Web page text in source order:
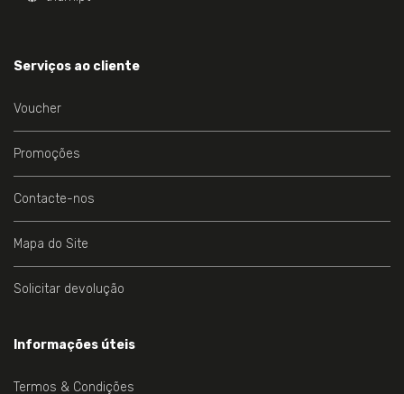
Serviços ao cliente
Voucher
Promoções
Contacte-nos
Mapa do Site
Solicitar devolução
Informações úteis
Termos & Condições